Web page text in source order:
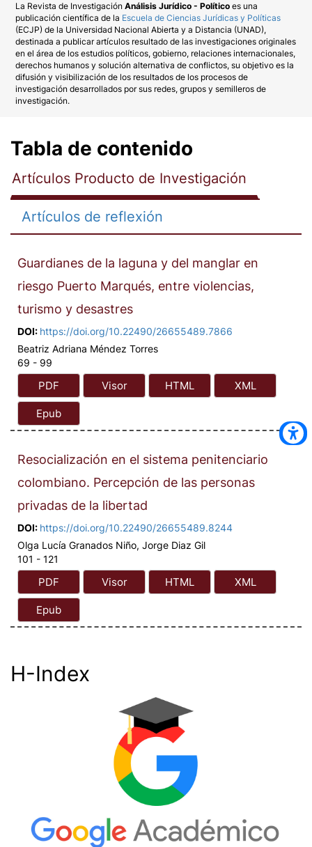
La Revista de InvestigaciónAnálisis Jurídico - Político es una
publicación científica de la Escuela de Ciencias Jurídicas y Políticas
(ECJP) de la Universidad Nacional Abierta y a Distancia (UNAD),
destinada a publicar artículos resultado de las investigaciones originales
en el área de los estudios políticos, gobierno, relaciones internacionales,
derechos humanos y solución alternativa de conflictos, su objetivo es la
difusión y visibilización de los resultados de los procesos de
investigación desarrollados por sus redes, grupos y semilleros de
investigación.
Tabla de contenido
Artículos Producto de Investigación
Artículos de reflexión
Guardianes de la laguna y del manglar en
riesgo Puerto Marqués, entre violencias,
turismo y desastres
DOI: https://doi.org/10.22490/26655489.7866
Beatriz Adriana Méndez Torres
69 - 99
PDF Visor HTML XML
Epub
Resocialización en el sistema penitenciario
colombiano. Percepción de las personas
privadas de la libertad
DOI: https://doi.org/10.22490/26655489.8244
Olga Lucía Granados Niño, Jorge Diaz Gil
101 - 121
PDF Visor HTML XML
Epub
H-Index